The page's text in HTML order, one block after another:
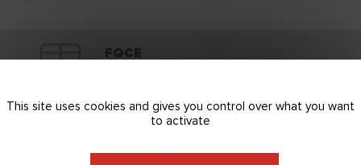
FQCE
This site uses cookies and gives you control over what you want
to activate